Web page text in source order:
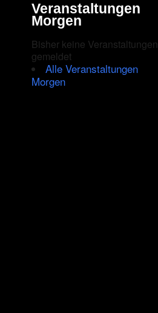
Veranstaltungen
Morgen
Bisher keine Veranstaltungen
gemeldet
Alle Veranstaltungen
Morgen